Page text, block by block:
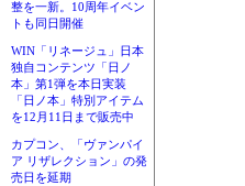
整を一新。10周年イベン
トも同日開催
WIN「リネージュ」日本
独自コンテンツ「日ノ
本」第1弾を本日実装
「日ノ本」特別アイテム
を12月11日まで販売中
カプコン、「ヴァンパイ
ア リザレクション」の発
売日を延期